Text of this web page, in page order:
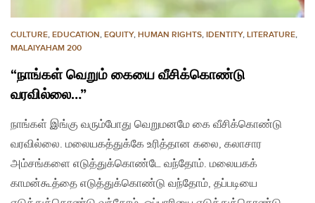
CULTURE, EDUCATION, EQUITY, HUMAN RIGHTS, IDENTITY, LITERATURE,
MALAIYAHAM 200
“நாங்கள் வெறும் கையை வீசிக்கொண்டு
வரவில்லை…”
நாங்கள் இங்கு வரும்போது வெறுமனமே கை வீசிக்கொண்டு
வரவில்லை. மலையகத்துக்கே உரித்தான கலை, கலாசார
அம்சங்களை எடுத்துக்கொண்டே வந்தோம். மலையகக்
காமன்கூத்தை எடுத்துக்கொண்டு வந்தோம், தப்படியை